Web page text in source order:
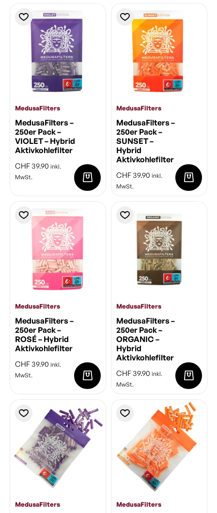
MedusaFilters
MedusaFilters –
250er Pack –
VIOLET – Hybrid
Aktivkohlefilter
CHF 39.90 inkl.
MwSt.
MedusaFilters
MedusaFilters –
250er Pack –
SUNSET –
Hybrid
Aktivkohlefilter
CHF 39.90 inkl.
MwSt.
MedusaFilters
MedusaFilters –
250er Pack –
ROSÉ – Hybrid
Aktivkohlefilter
CHF 39.90 inkl.
MwSt.
MedusaFilters
MedusaFilters –
250er Pack –
ORGANIC –
Hybrid
Aktivkohlefilter
CHF 39.90 inkl.
MwSt.
MedusaFilters MedusaFilters